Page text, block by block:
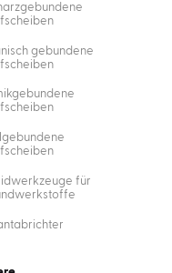
gebundene
für